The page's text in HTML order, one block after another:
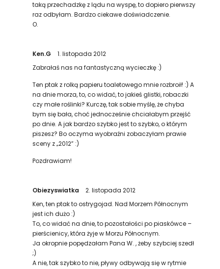
taką przechadzkę z lądu na wyspę, to dopiero pierwszy
raz odbyłam. Bardzo ciekawe doświadczenie.
O.
Ken.G
1. listopada 2012
Zabrałaś nas na fantastyczną wycieczkę :)
Ten ptak z rolką papieru toaletowego mnie rozbroił! :) A
na dnie morza, to, co widać, to jakieś glistki, robaczki
czy małe roślinki? Kurczę, tak sobie myślę, że chyba
bym się bała, choć jednocześnie chciałabym przejść
po dnie. A jak bardzo szybko jest to szybko, o którym
piszesz? Bo oczyma wyobraźni zobaczyłam prawie
sceny z „2012” :)
Pozdrawiam!
Obiezyswiatka
2. listopada 2012
Ken, ten ptak to ostrygojad. Nad Morzem Północnym
jest ich dużo :)
To, co widać na dnie, to pozostałości po piaskówce –
pierścienicy, która żyje w Morzu Północnym.
Ja okropnie popędzałam Pana W. , żeby szybciej szedł
;)
A nie, tak szybko to nie, pływy odbywają się w rytmie